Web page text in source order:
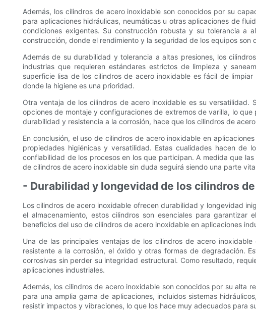
Además, los cilindros de acero inoxidable son conocidos por su
para aplicaciones hidráulicas, neumáticas u otras aplicaciones de
condiciones exigentes. Su construcción robusta y su tolerancia a
construcción, donde el rendimiento y la seguridad de los equipos son
Además de su durabilidad y tolerancia a altas presiones, los
industrias que requieren estándares estrictos de limpieza y
superficie lisa de los cilindros de acero inoxidable es fácil de
donde la higiene es una prioridad.
Otra ventaja de los cilindros de acero inoxidable es su
opciones de montaje y configuraciones de extremos de varilla, lo
durabilidad y resistencia a la corrosión, hace que los cilindros de
En conclusión, el uso de cilindros de acero inoxidable en
propiedades higiénicas y versatilidad. Estas cualidades hacen de
confiabilidad de los procesos en los que participan. A medida que
de cilindros de acero inoxidable sin duda seguirá siendo una parte
- Durabilidad y longevidad de los cilindros
Los cilindros de acero inoxidable ofrecen durabilidad y longevidad
el almacenamiento, estos cilindros son esenciales para
beneficios del uso de cilindros de acero inoxidable en aplicaciones
Una de las principales ventajas de los cilindros de acero
resistente a la corrosión, el óxido y otras formas de degradación.
corrosivas sin perder su integridad estructural. Como resultado,
aplicaciones industriales.
Además, los cilindros de acero inoxidable son conocidos por su alta
para una amplia gama de aplicaciones, incluidos sistemas
resistir impactos y vibraciones, lo que los hace muy adecuados para